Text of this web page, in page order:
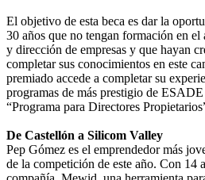
El objetivo de esta beca es dar la
30 años que no tengan formación en
y dirección de empresas y que hayan
completar sus conocimientos en este
premiado accede a completar su
programas de más prestigio de
“Programa para Directores
De Castellón a Silicom Valley
Pep Gómez es el emprendedor más
de la competición de este año. Con 14